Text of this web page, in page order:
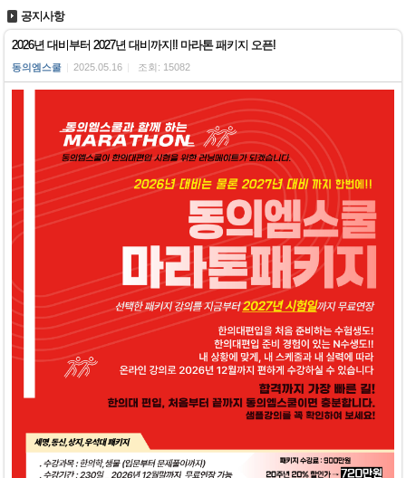
공지사항
2026년 대비부터 2027년 대비까지!! 마라톤 패키지 오픈!
동의엠스쿨 2025.05.16 조회: 15082